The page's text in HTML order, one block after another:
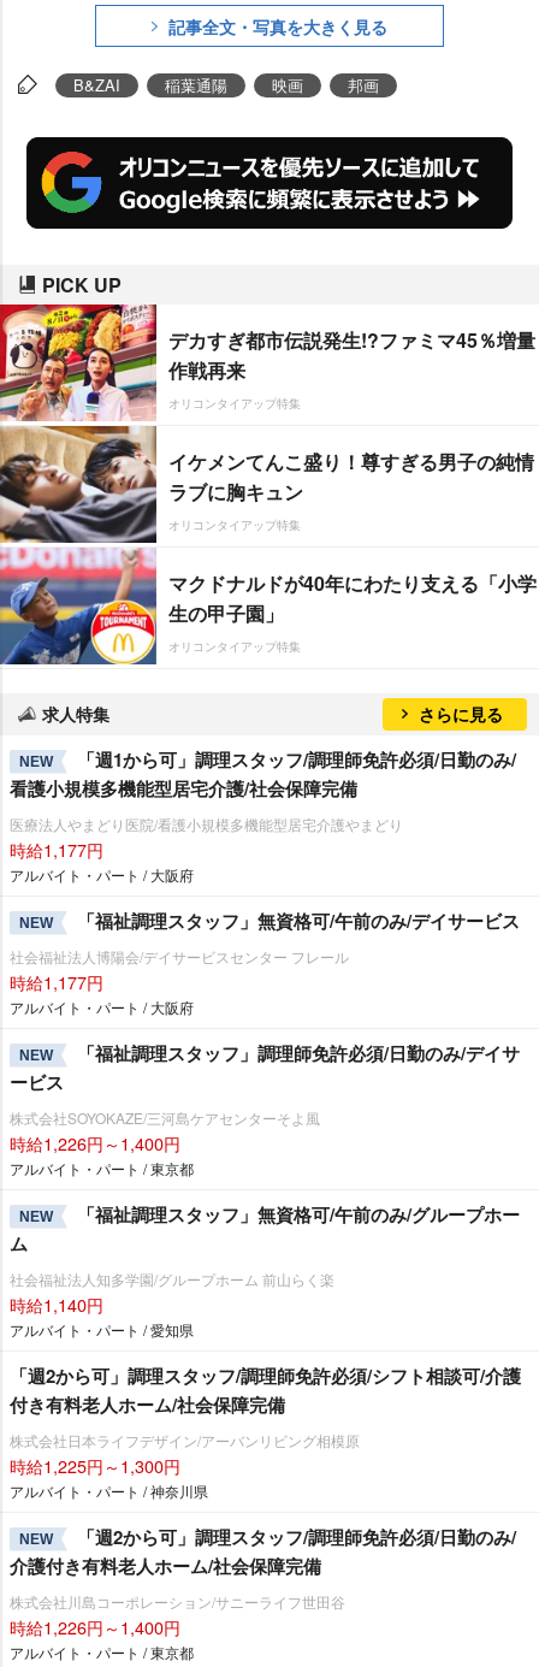
揺れる心情をみずみずしく繊細に
映し出した青春ミステリーとな
る。
記事全文・写真を大きく見る
B&ZAI 稲葉通陽 映画 邦画
PICK UP
デカすぎ都市伝説発生!?ファミマ45％増量
作戦再来
オリコンタイアップ特集
イケメンてんこ盛り！尊すぎる男子の純情
ラブに胸キュン
オリコンタイアップ特集
マクドナルドが40年にわたり支える「小学
生の甲子園」
オリコンタイアップ特集
求人特集 さらに見る
NEW
「週1から可」調理スタッフ/調理師免許必須/日勤のみ/
看護小規模多機能型居宅介護/社会保障完備
医療法人やまどり医院/看護小規模多機能型居宅介護やまどり
時給1,177円
アルバイト・パート / 大阪府
NEW 「福祉調理スタッフ」無資格可/午前のみ/デイサービス
社会福祉法人博陽会/デイサービスセンター フレール
時給1,177円
アルバイト・パート / 大阪府
NEW
「福祉調理スタッフ」調理師免許必須/日勤のみ/デイサ
ービス
株式会社SOYOKAZE/三河島ケアセンターそよ風
時給1,226円～1,400円
アルバイト・パート / 東京都
NEW
「福祉調理スタッフ」無資格可/午前のみ/グループホー
ム
社会福祉法人知多学園/グループホーム 前山らく楽
時給1,140円
アルバイト・パート / 愛知県
「週2から可」調理スタッフ/調理師免許必須/シフト相談可/介護
付き有料老人ホーム/社会保障完備
株式会社日本ライフデザイン/アーバンリビング相模原
時給1,225円～1,300円
アルバイト・パート / 神奈川県
NEW
「週2から可」調理スタッフ/調理師免許必須/日勤のみ/
介護付き有料老人ホーム/社会保障完備
株式会社川島コーポレーション/サニーライフ世田谷
時給1,226円～1,400円
アルバイト・パート / 東京都